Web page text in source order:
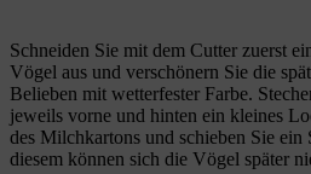
Schneiden Sie mit dem Cutter zuerst
Vögel aus und verschönern Sie die
Belieben mit wetterfester Farbe.
jeweils vorne und hinten ein kleines
des Milchkartons und schieben Sie
diesem können sich die Vögel später